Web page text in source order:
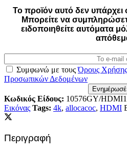
Το προϊόν αυτό δεν υπάρχει
Mπορείτε να
ειδοποιηθείτε αυτόματα
Συμφωνώ με τουςΌρους Χρήσης
Προσωπικών Δεδομένων
Κωδικός Είδους: 10576GY/
Εικόνας Tags: 4k, allocacoc, HDMI
Περιγραφή